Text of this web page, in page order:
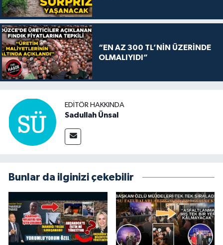
“EN AZ 300 TL’NİN ÜZERİNDE
OLMALIYIDI”
EDITÖR HAKKINDA
Sadullah Ünsal
Bunlar da ilginizi çekebilir